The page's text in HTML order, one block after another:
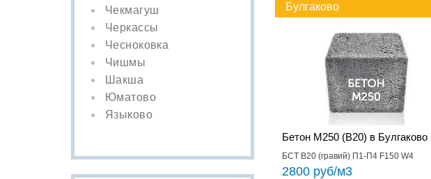
Чекмагуш
Черкассы
Чесноковка
Чишмы
Шакша
Юматово
Языково
Булгаково
Бетон М250 (B20) в Булгаково
БСТ В20 (гравий) П1-П4 F150 W4
2800 руб/м3